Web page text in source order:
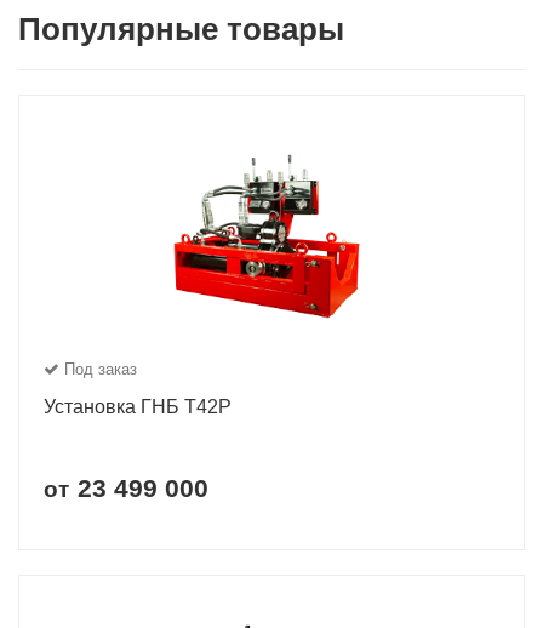
Популярные товары
Под заказ
Установка ГНБ Т42Р
от 23 499 000